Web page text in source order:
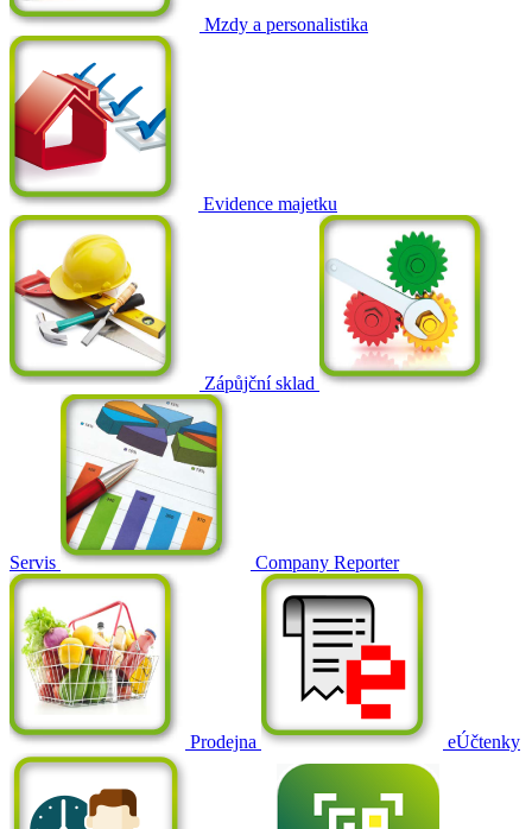
Mzdy a personalistika
Evidence majetku
Zápůjční sklad
Servis Company Reporter
Prodejna eÚčtenky